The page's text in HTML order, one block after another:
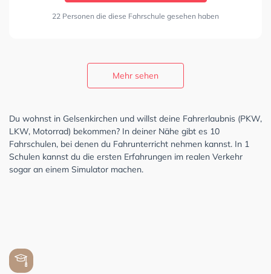
22 Personen die diese Fahrschule gesehen haben
Mehr sehen
Du wohnst in Gelsenkirchen und willst deine Fahrerlaubnis (PKW,
LKW, Motorrad) bekommen? In deiner Nähe gibt es 10
Fahrschulen, bei denen du Fahrunterricht nehmen kannst. In 1
Schulen kannst du die ersten Erfahrungen im realen Verkehr
sogar an einem Simulator machen.